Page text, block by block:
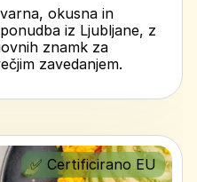
okusna in
iz Ljubljane, z
znamk za
zavedanjem.
✅ Certificirano EU